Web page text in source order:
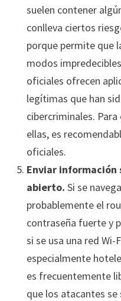
suelen contener
conlleva ciertos
porque permite que
modos
oficiales ofrecen
legítimas que han
cibercriminales.
ellas, es
oficiales.
Enviar información
abierto. Si se
probablemente el
contraseña fuerte y
si se usa una red
especialmente
es frecuentemente
que los atacantes